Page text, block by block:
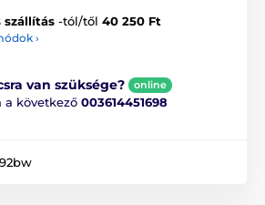
szállítás -tól/től 40 250 Ft
›
van szüksége? online
a következő 003614451698